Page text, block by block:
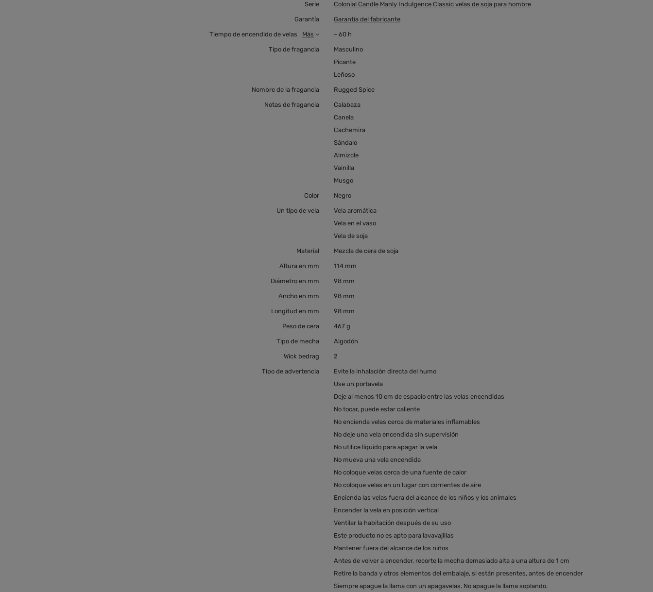
Serie Colonial Candle Manly Indulgence Classic velas de soja para hombre
Garantía Garantía del fabricante
Tiempo de encendido de velas Más ~ 60 h
Tipo de fragancia
Masculino
Picante
Leñoso
Nombre de la fragancia Rugged Spice
Notas de fragancia
Calabaza
Canela
Cachemira
Sándalo
Almizcle
Vainilla
Musgo
Color Negro
Un tipo de vela
Vela aromática
Vela en el vaso
Vela de soja
Material Mezcla de cera de soja
Altura en mm 114 mm
Diámetro en mm 98 mm
Ancho en mm 98 mm
Longitud en mm 98 mm
Peso de cera 467 g
Tipo de mecha Algodón
Wick bedrag 2
Tipo de advertencia
Evite la inhalación directa del humo
Use un portavela
Deje al menos 10 cm de espacio entre las velas encendidas
No tocar, puede estar caliente
No encienda velas cerca de materiales inflamables
No deje una vela encendida sin supervisión
No utilice líquido para apagar la vela
No mueva una vela encendida
No coloque velas cerca de una fuente de calor
No coloque velas en un lugar con corrientes de aire
Encienda las velas fuera del alcance de los niños y los animales
Encender la vela en posición vertical
Ventilar la habitación después de su uso
Este producto no es apto para lavavajillas
Mantener fuera del alcance de los niños
Antes de volver a encender, recorte la mecha demasiado alta a una altura de 1 cm
Retire la banda y otros elementos del embalaje, si están presentes, antes de encender
Siempre apague la llama con un apagavelas. No apague la llama soplando.